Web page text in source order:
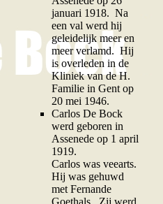
januari 1918. Na
een val werd hij
geleidelijk meer en
meer verlamd. Hij
is overleden in de
Kliniek van de H.
Familie in Gent op
20 mei 1946.
Carlos De Bock
werd geboren in
Assenede op 1 april
1919.
Carlos was veearts.
Hij was gehuwd
met Fernande